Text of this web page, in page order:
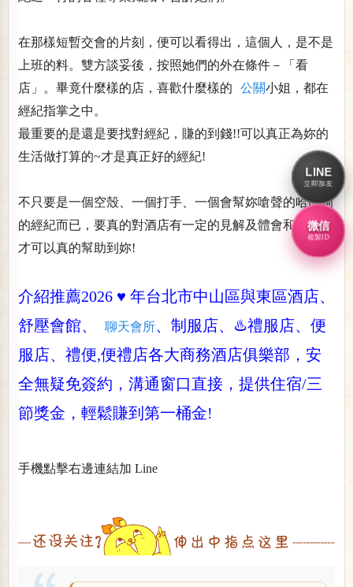
在那樣短暫交會的片刻，便可以看得出，這個人，是不是
上班的料。雙方談妥後，按照她們的外在條件－「看
店」。畢竟什麼樣的店，喜歡什麼樣的
公關小姐，都在
經紀指掌之中。
最重要的是還是要找對經紀，賺的到錢!!可以真正為妳的
生活做打算的~才是真正好的經紀!
不只要是一個空殼、一個打手、一個會幫妳嗆聲的哈巴狗
的經紀而已，要真的對酒店有一定的見解及體會和認知!!
才可以真的幫助到妳!
介紹推薦2026 ♥️ 年台北市中山區與東區酒店、
舒壓會館、
聊天會所、制服店、♨️禮服店、便
服店、禮便,便禮店各大商務酒店俱樂部，安
全無疑免簽約，溝通窗口直接，提供住宿/三
節獎金，輕鬆賺到第一桶金!
手機點擊右邊連結加 Line
LINE
立即加友
微信
複製ID